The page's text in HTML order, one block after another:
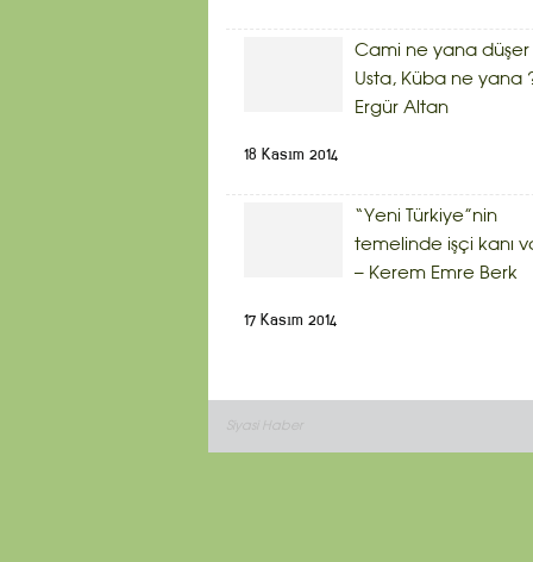
Cami ne yana düşer
Usta, Küba ne yana
Ergür Altan
18 Kasım 2014
“Yeni Türkiye”nin
temelinde işçi kanı
– Kerem Emre Berk
17 Kasım 2014
Siyasi Haber